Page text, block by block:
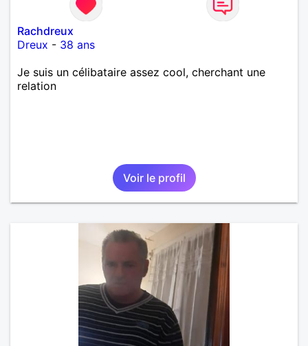
Rachdreux
Dreux - 38 ans
Je suis un célibataire assez cool, cherchant une
relation
Voir le profil